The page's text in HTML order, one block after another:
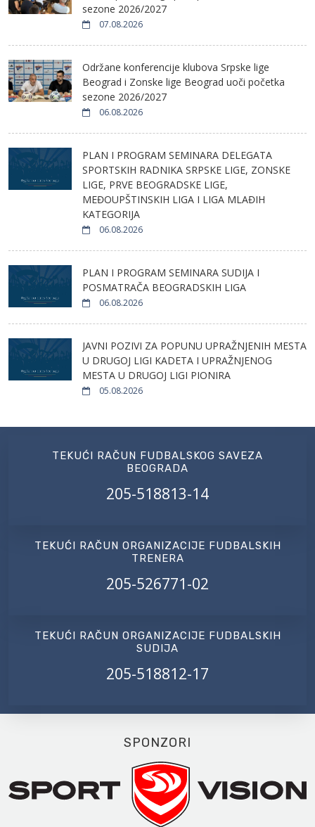
sezone 2026/2027
07.08.2026
Održane konferencije klubova Srpske lige
Beograd i Zonske lige Beograd uoči početka
sezone 2026/2027
06.08.2026
PLAN I PROGRAM SEMINARA DELEGATA
SPORTSKIH RADNIKA SRPSKE LIGE, ZONSKE
LIGE, PRVE BEOGRADSKE LIGE,
MEĐOUPŠTINSKIH LIGA I LIGA MLAĐIH
KATEGORIJA
06.08.2026
PLAN I PROGRAM SEMINARA SUDIJA I
POSMATRAČA BEOGRADSKIH LIGA
06.08.2026
JAVNI POZIVI ZA POPUNU UPRAŽNJENIH MESTA
U DRUGOJ LIGI KADETA I UPRAŽNJENOG
MESTA U DRUGOJ LIGI PIONIRA
05.08.2026
TEKUĆI RAČUN FUDBALSKOG SAVEZA
BEOGRADA
205-518813-14
TEKUĆI RAČUN ORGANIZACIJE FUDBALSKIH
TRENERA
205-526771-02
TEKUĆI RAČUN ORGANIZACIJE FUDBALSKIH
SUDIJA
205-518812-17
SPONZORI